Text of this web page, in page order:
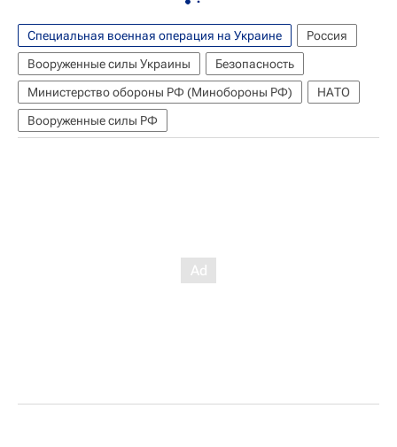
Специальная военная операция на Украине
Россия
Вооруженные силы Украины
Безопасность
Министерство обороны РФ (Минобороны РФ)
НАТО
Вооруженные силы РФ